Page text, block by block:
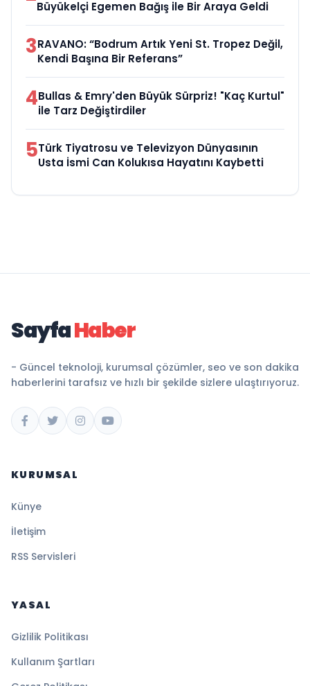
Büyükelçi Egemen Bağış ile Bir Araya Geldi
3RAVANO: “Bodrum Artık Yeni St. Tropez Değil,
Kendi Başına Bir Referans”
4Bullas & Emry'den Büyük Sürpriz! "Kaç Kurtul"
ile Tarz Değiştirdiler
5Türk Tiyatrosu ve Televizyon Dünyasının
Usta İsmi Can Kolukısa Hayatını Kaybetti
SayfaHaber
- Güncel teknoloji, kurumsal çözümler, seo ve son dakika
haberlerini tarafsız ve hızlı bir şekilde sizlere ulaştırıyoruz.
KURUMSAL
Künye
İletişim
RSS Servisleri
YASAL
Gizlilik Politikası
Kullanım Şartları